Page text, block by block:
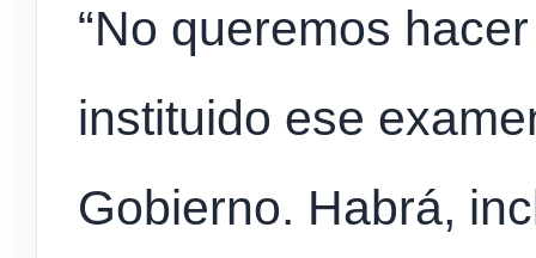
“No queremos
instituido ese
Gobierno. Habrá,